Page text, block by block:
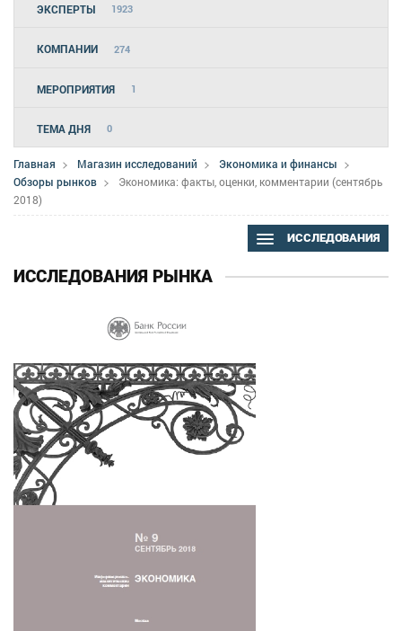
ЭКСПЕРТЫ 1923
КОМПАНИИ 274
МЕРОПРИЯТИЯ 1
ТЕМА ДНЯ 0
Главная Магазин исследований
Экономика и финансы
Обзоры рынков
Экономика: факты, оценки, комментарии (сентябрь
2018)
ИССЛЕДОВАНИЯ
ИССЛЕДОВАНИЯ РЫНКА